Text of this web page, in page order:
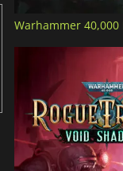
Warhammer 40,000